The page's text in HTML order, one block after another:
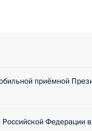
приёмной
Федерации